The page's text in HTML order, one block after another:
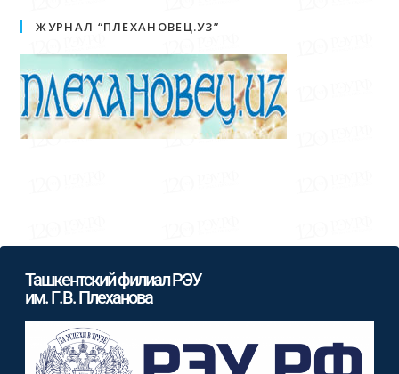
ЖУРНАЛ “ПЛЕХАНОВЕЦ.УЗ”
Ташкентский филиал РЭУ
им. Г.В. Плеханова